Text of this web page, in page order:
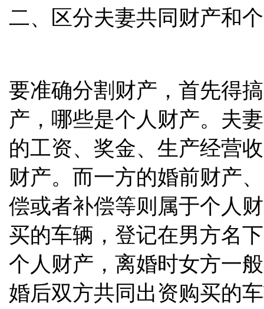
二、区分夫妻共同财产和
要准确分割财产，首先得
产，哪些是个人财产。夫
的工资、奖金、生产经营
财产。而一方的婚前财产
偿或者补偿等则属于个人
买的车辆，登记在男方名
个人财产，离婚时女方一
婚后双方共同出资购买的